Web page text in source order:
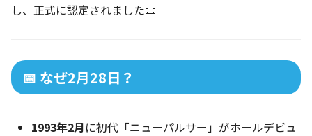
し、正式に認定されました📜
📅 なぜ2月28日？
1993年2月に初代「ニューパルサー」がホールデビュ